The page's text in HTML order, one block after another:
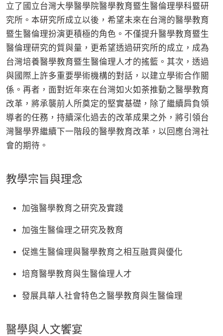
立了國立台灣大學醫學院醫學教育暨生醫倫理學科暨研
究所。本研究所成立以後，希望未來在台灣的醫學教育
暨生醫倫理扮演更積極的角色。不僅提升醫學教育暨生
醫倫理研究的質與量，更希望透過研究所的成立，成為
台灣培養醫學教育暨生醫倫理人才的搖籃。其次，透過
與國際上許多重要學術機構的對話，以建立學術合作關
係。再者，面對近年來在台灣如火如荼推動之醫學教育
改革，將承襲前人所奠定的堅實基礎，除了繼續肩負領
導者的任務，持續深化過去的改革成果之外，將引領台
灣醫學界繼續下一階段的醫學教育改革，以回應台灣社
會的期待。
教學宗旨與理念
加強醫學教育之研究及實踐
加強生醫倫理之研究及教育
促進生醫倫理與醫學教育之相互融貫與優化
培育醫學教育與生醫倫理人才
發展具華人社會特色之醫學教育與生醫倫理
醫學與人文饗宴